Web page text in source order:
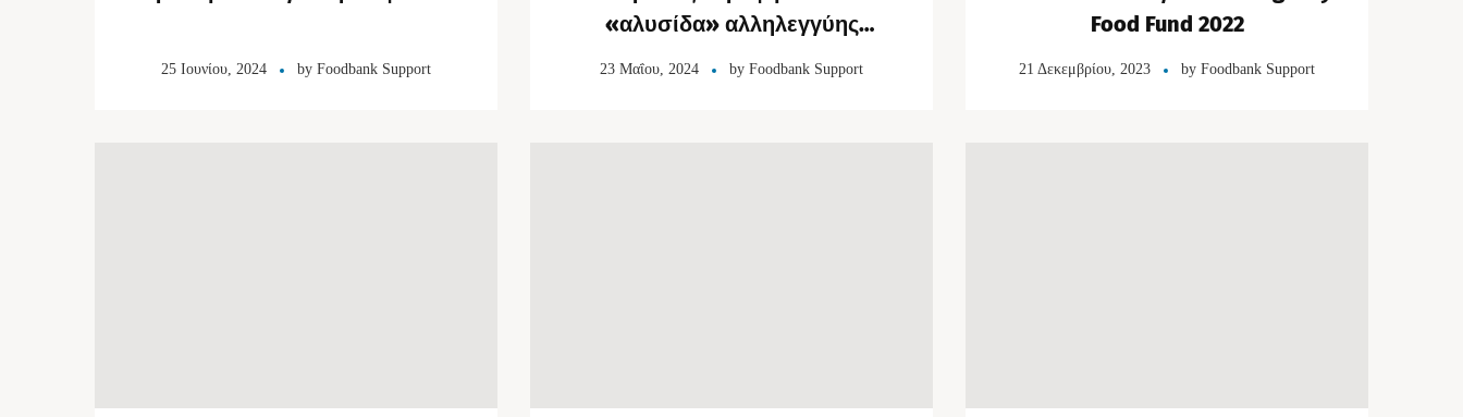
25 Ιουνίου, 2024 by Foodbank Support
«αλυσίδα» αλληλεγγύης
μεγαλώνει
23 Μαΐου, 2024 by Foodbank Support
Food Fund 2022
21 Δεκεμβρίου, 2023 by Foodbank Support